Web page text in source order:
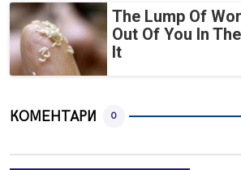
The Lump Of
Out Of You In
It
КОМЕНТАРИ 0